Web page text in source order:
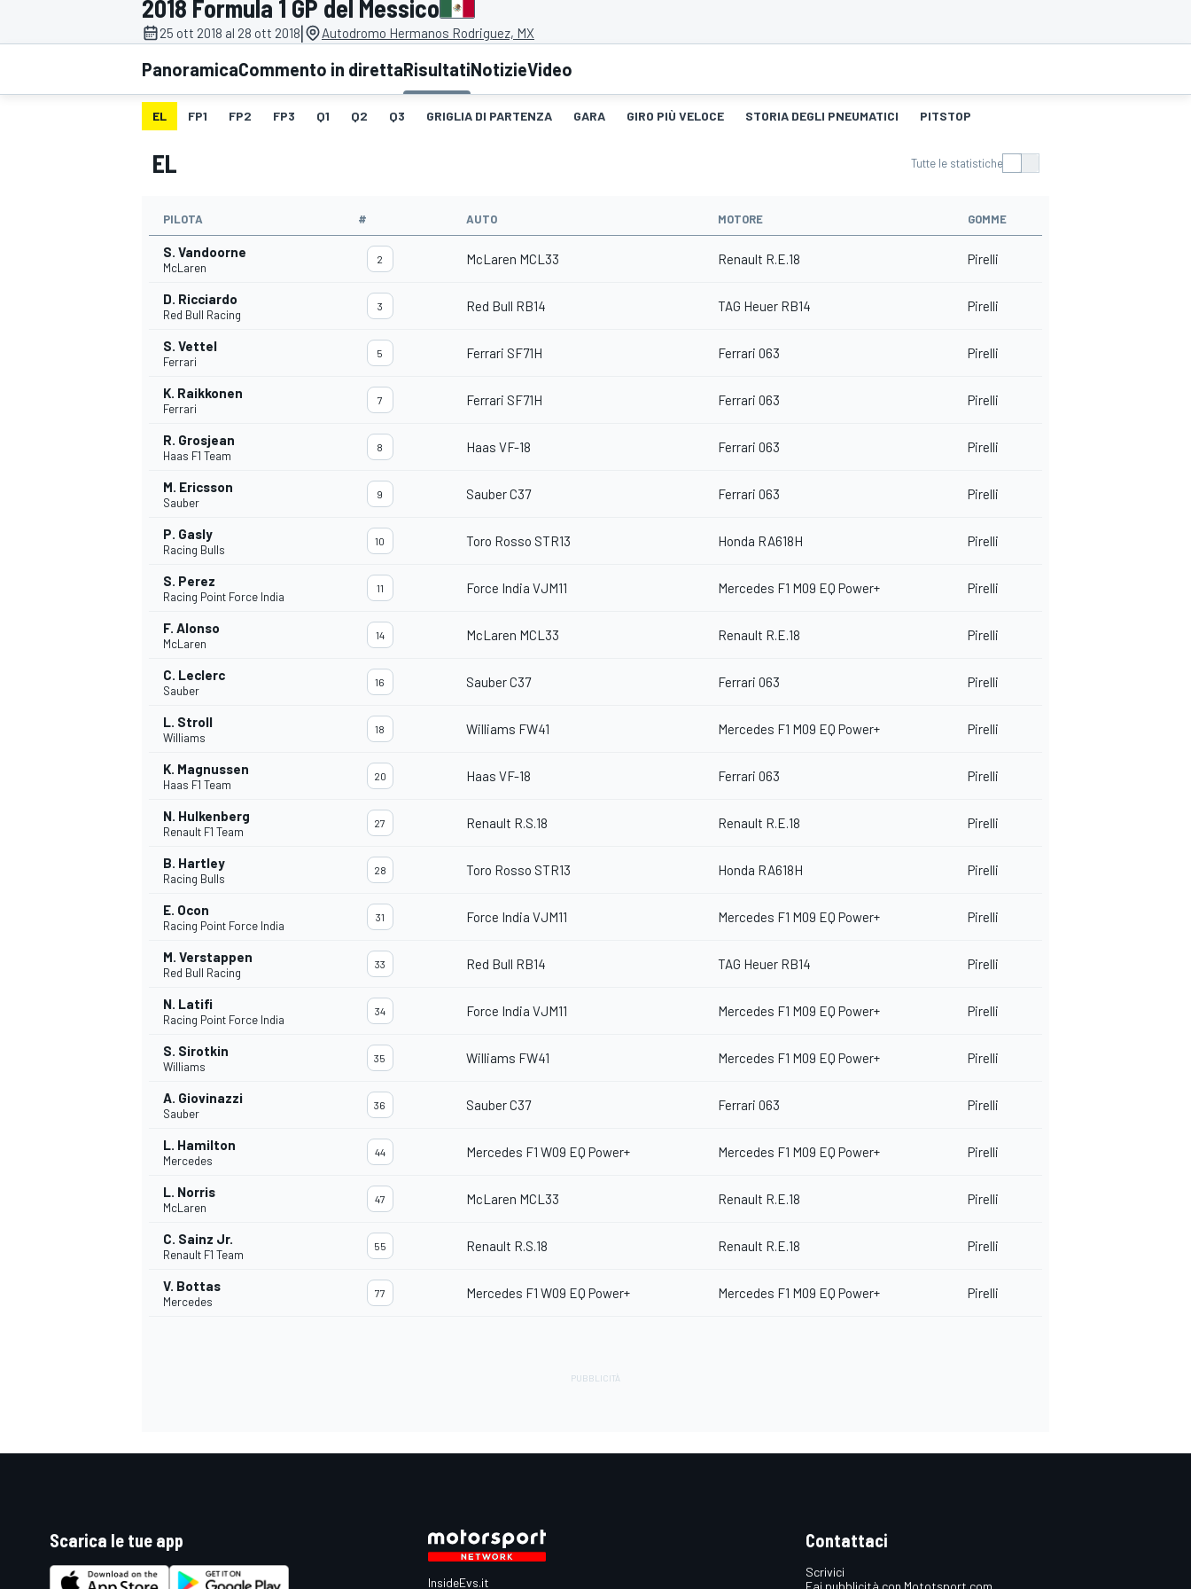
MOTOGP WEC
WRC
MONOPOSTO
2018 Formula 1 GP del Messico
25 ott 2018 al 28 ott 2018| Autodromo Hermanos Rodriguez, MX
PanoramicaCommento in direttaRisultatiNotizieVideo
EL FP1 FP2 FP3 Q1 Q2 Q3 GRIGLIA DI PARTENZA GARA GIRO PIÙ VELOCE STORIA DEGLI PNEUMATICI PITSTOP
EL Tutte le statistiche
PILOTA # AUTO MOTORE GOMME
S. Vandoorne
McLaren
2 McLaren MCL33 Renault R.E.18 Pirelli
D. Ricciardo
Red Bull Racing
3 Red Bull RB14 TAG Heuer RB14 Pirelli
S. Vettel
Ferrari
5 Ferrari SF71H Ferrari 063 Pirelli
K. Raikkonen
Ferrari
7 Ferrari SF71H Ferrari 063 Pirelli
R. Grosjean
Haas F1 Team
8 Haas VF-18 Ferrari 063 Pirelli
M. Ericsson
Sauber
9 Sauber C37 Ferrari 063 Pirelli
P. Gasly
Racing Bulls
10 Toro Rosso STR13 Honda RA618H Pirelli
S. Perez
Racing Point Force India
11 Force India VJM11 Mercedes F1 M09 EQ Power+ Pirelli
F. Alonso
McLaren
14 McLaren MCL33 Renault R.E.18 Pirelli
C. Leclerc
Sauber
16 Sauber C37 Ferrari 063 Pirelli
L. Stroll
Williams
18 Williams FW41 Mercedes F1 M09 EQ Power+ Pirelli
K. Magnussen
Haas F1 Team
20 Haas VF-18 Ferrari 063 Pirelli
N. Hulkenberg
Renault F1 Team
27 Renault R.S.18 Renault R.E.18 Pirelli
B. Hartley
Racing Bulls
28 Toro Rosso STR13 Honda RA618H Pirelli
E. Ocon
Racing Point Force India
31 Force India VJM11 Mercedes F1 M09 EQ Power+ Pirelli
M. Verstappen
Red Bull Racing
33 Red Bull RB14 TAG Heuer RB14 Pirelli
N. Latifi
Racing Point Force India
34 Force India VJM11 Mercedes F1 M09 EQ Power+ Pirelli
S. Sirotkin
Williams
35 Williams FW41 Mercedes F1 M09 EQ Power+ Pirelli
A. Giovinazzi
Sauber
36 Sauber C37 Ferrari 063 Pirelli
L. Hamilton
Mercedes
44 Mercedes F1 W09 EQ Power+ Mercedes F1 M09 EQ Power+ Pirelli
L. Norris
McLaren
47 McLaren MCL33 Renault R.E.18 Pirelli
C. Sainz Jr.
Renault F1 Team
55 Renault R.S.18 Renault R.E.18 Pirelli
V. Bottas
Mercedes
77 Mercedes F1 W09 EQ Power+ Mercedes F1 M09 EQ Power+ Pirelli
Scarica le tue app
InsideEvs.it
Contattaci
Scrivici
Fai pubblicità con Mototsport.com